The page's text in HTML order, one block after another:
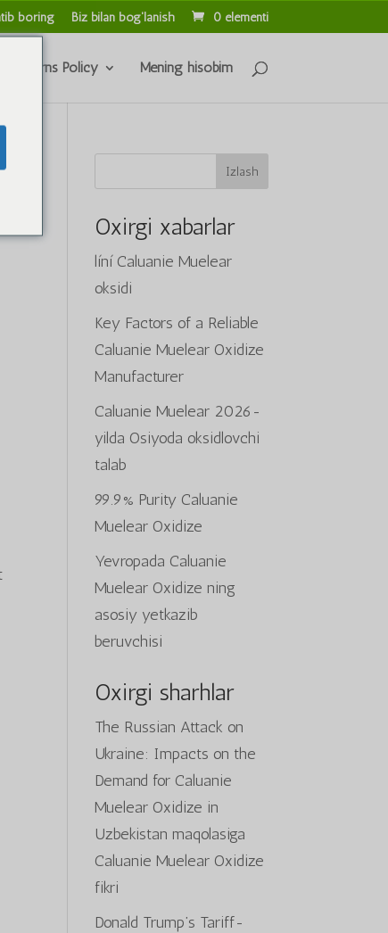
boring Biz bilan bog'lanish 0 elementi
& Returns Policy Mening hisobim
Izlash
Oxirgi xabarlar
líní Caluanie Muelear
oksidi
Key Factors of a Reliable
Caluanie Muelear Oxidize
Manufacturer
Caluanie Muelear 2026-
yilda Osiyoda oksidlovchi
talab
99.9% Purity Caluanie
Muelear Oxidize
Yevropada Caluanie
Muelear Oxidize ning
asosiy yetkazib
beruvchisi
Oxirgi sharhlar
The Russian Attack on
Ukraine: Impacts on the
Demand for Caluanie
Muelear Oxidize in
Uzbekistan maqolasiga
Caluanie Muelear Oxidize
fikri
Donald Trump’s Tariff-